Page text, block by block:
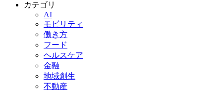
カテゴリ
AI
モビリティ
働き方
フード
ヘルスケア
金融
地域創生
不動産